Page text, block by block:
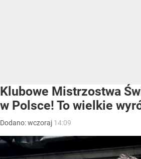
Klubowe Mistrzostwa
w Polsce! To wielkie
Dodano:wczoraj 14:09